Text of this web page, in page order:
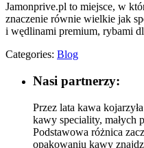
Jamonprive.pl to miejsce, w
znaczenie równie wielkie jak
i wędlinami premium, rybami
Categories: Blog
Nasi partnerzy:
Przez lata kawa
kawy speciality, małych
Podstawowa różnica
opakowaniu kawy